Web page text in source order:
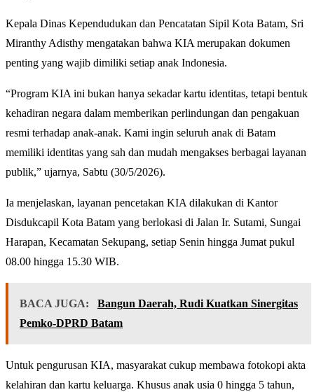
Kepala Dinas Kependudukan dan Pencatatan Sipil Kota Batam, Sri
Miranthy Adisthy mengatakan bahwa KIA merupakan dokumen
penting yang wajib dimiliki setiap anak Indonesia.
“Program KIA ini bukan hanya sekadar kartu identitas, tetapi bentuk
kehadiran negara dalam memberikan perlindungan dan pengakuan
resmi terhadap anak-anak. Kami ingin seluruh anak di Batam
memiliki identitas yang sah dan mudah mengakses berbagai layanan
publik,” ujarnya, Sabtu (30/5/2026).
Ia menjelaskan, layanan pencetakan KIA dilakukan di Kantor
Disdukcapil Kota Batam yang berlokasi di Jalan Ir. Sutami, Sungai
Harapan, Kecamatan Sekupang, setiap Senin hingga Jumat pukul
08.00 hingga 15.30 WIB.
BACA JUGA:
Bangun Daerah, Rudi Kuatkan Sinergitas
Pemko-DPRD Batam
Untuk pengurusan KIA, masyarakat cukup membawa fotokopi akta
kelahiran dan kartu keluarga. Khusus anak usia 0 hingga 5 tahun,